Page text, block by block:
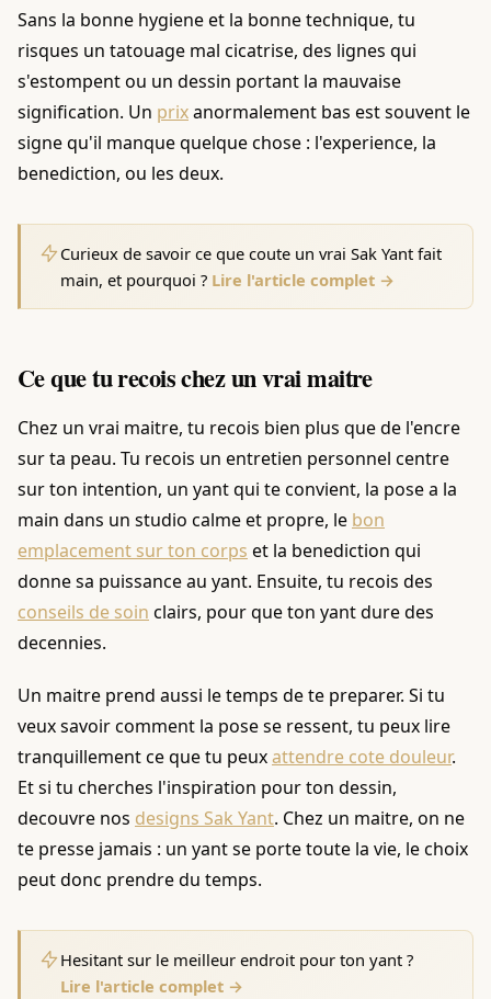
Sans la bonne hygiene et la bonne technique, tu
risques un tatouage mal cicatrise, des lignes qui
s'estompent ou un dessin portant la mauvaise
signification. Un prixanormalement bas est souvent le
signe qu'il manque quelque chose : l'experience, la
benediction, ou les deux.
Curieux de savoir ce que coute un vrai Sak Yant fait
main, et pourquoi ? Lire l'article complet →
Ce que tu recois chez un vrai maitre
Chez un vrai maitre, tu recois bien plus que de l'encre
sur ta peau. Tu recois un entretien personnel centre
sur ton intention, un yant qui te convient, la pose a la
main dans un studio calme et propre, le bon
emplacement sur ton corps et la benediction qui
donne sa puissance au yant. Ensuite, tu recois des
conseils de soin clairs, pour que ton yant dure des
decennies.
Un maitre prend aussi le temps de te preparer. Si tu
veux savoir comment la pose se ressent, tu peux lire
tranquillement ce que tu peuxattendre cote douleur.
Et si tu cherches l'inspiration pour ton dessin,
decouvre nos designs Sak Yant. Chez un maitre, on ne
te presse jamais : un yant se porte toute la vie, le choix
peut donc prendre du temps.
Hesitant sur le meilleur endroit pour ton yant ?
Lire l'article complet →